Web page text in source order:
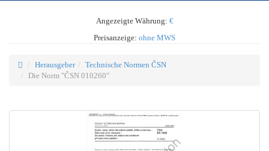
Angezeigte Währung: €
Preisanzeige: ohne MWS
Herausgeber
Technische Normen ČSN
Die Norm "ČSN 010260"